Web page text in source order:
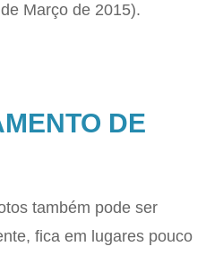
Março de 2015).
DE
também pode ser
fica em lugares pouco